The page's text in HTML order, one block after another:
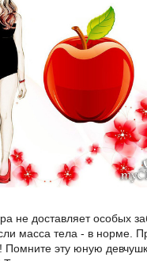
не доставляет особых
масса тела - в норме.
Помните эту юную